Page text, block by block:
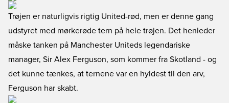
Trøjen er naturligvis rigtig United-rød, men er denne gang
udstyret med mørkerøde tern på hele trøjen. Det henleder
måske tanken på Manchester Uniteds legendariske
manager, Sir Alex Ferguson, som kommer fra Skotland - og
det kunne tænkes, at ternene var en hyldest til den arv,
Ferguson har skabt.